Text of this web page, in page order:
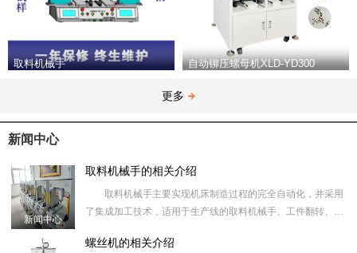
取料机械手 自动铆压螺母机XLD-YD300
更多
新闻中心
新闻中心
取料机械手的相关介绍
取料机械手主要实现机床制造过程的完全自动化，并采用
了集成加工技术，适用于生产线的取料机械手、工件翻转、工
行机床取料机
螺丝机的相关介绍